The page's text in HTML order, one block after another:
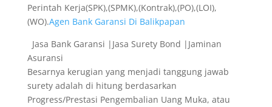
Perintah Kerja(SPK),(SPMK),(Kontrak),(PO),(LOI),
(WO).Agen Bank Garansi Di Balikpapan
Jasa Bank Garansi |Jasa Surety Bond |Jaminan
Asuransi
Besarnya kerugian yang menjadi tanggung jawab
surety adalah di hitung berdasarkan
Progress/Prestasi Pengembalian Uang Muka, atau